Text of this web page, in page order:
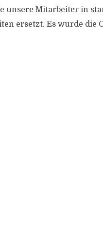
Mitarbeiter in
ersetzt. Es wurde die